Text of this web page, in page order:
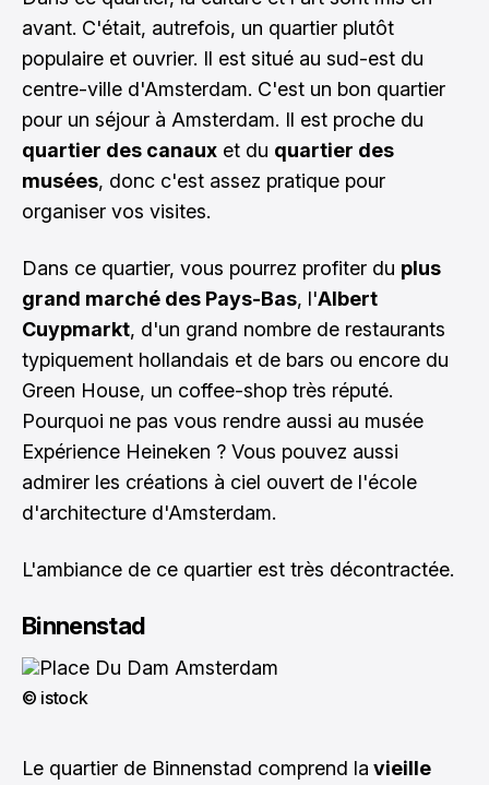
avant. C'était, autrefois, un quartier plutôt
populaire et ouvrier. Il est situé au sud-est du
centre-ville d'Amsterdam. C'est un bon quartier
pour un séjour à Amsterdam. Il est proche du
quartier des canaux et du quartier des
musées, donc c'est assez pratique pour
organiser vos visites.
Dans ce quartier, vous pourrez profiter du plus
grand marché des Pays-Bas, l'Albert
Cuypmarkt, d'un grand nombre de restaurants
typiquement hollandais et de bars ou encore du
Green House, un coffee-shop très réputé.
Pourquoi ne pas vous rendre aussi au musée
Expérience Heineken ? Vous pouvez aussi
admirer les créations à ciel ouvert de l'école
d'architecture d'Amsterdam.
L'ambiance de ce quartier est très décontractée.
Binnenstad
© istock
Le quartier de Binnenstad comprend la vieille